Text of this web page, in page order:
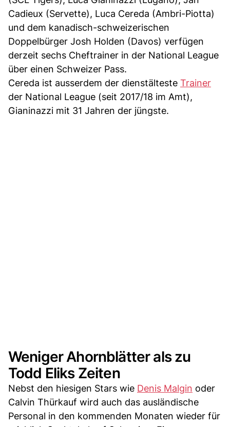
Cadieux (Servette), Luca Cereda (Ambri-Piotta)
und dem kanadisch-schweizerischen
Doppelbürger Josh Holden (Davos) verfügen
derzeit sechs Cheftrainer in der National League
über einen Schweizer Pass.
Cereda ist ausserdem der dienstälteste Trainer
der National League (seit 2017/18 im Amt),
Gianinazzi mit 31 Jahren der jüngste.
Weniger Ahornblätter als zu
Todd Eliks Zeiten
Nebst den hiesigen Stars wie Denis Malgin oder
Calvin Thürkauf wird auch das ausländische
Personal in den kommenden Monaten wieder für